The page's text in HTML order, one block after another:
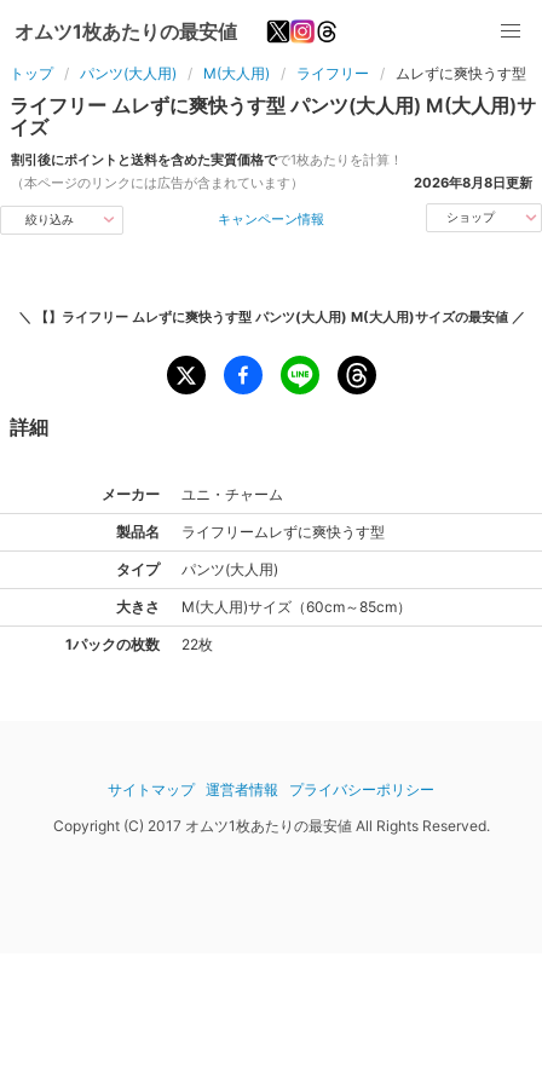
オムツ1枚あたりの最安値
トップ パンツ(大人用) M(大人用) ライフリー ムレずに爽快うす型
ライフリー ムレずに爽快うす型 パンツ(大人用) M(大人用)サ
イズ
割引後にポイントと送料を含めた実質価格でで1枚あたりを計算！
（本ページのリンクには広告が含まれています）
2026年8月8日更新
絞り込み キャンペーン情報 ショップ
＼ 【】ライフリー ムレずに爽快うす型 パンツ(大人用) M(大人用)サイズの最安値 ／
詳細
メーカー ユニ・チャーム
製品名 ライフリームレずに爽快うす型
タイプ パンツ(大人用)
大きさ M(大人用)サイズ （60cm～85cm）
1パックの枚数 22枚
サイトマップ 運営者情報
プライバシーポリシー
Copyright (C) 2017 オムツ1枚あたりの最安値 All Rights Reserved.